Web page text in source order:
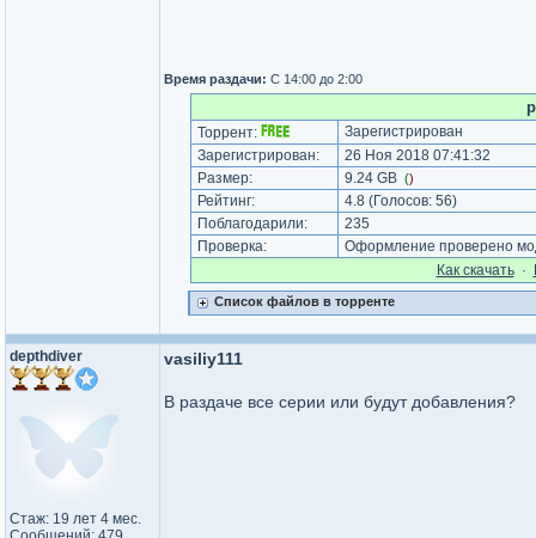
Время раздачи: С 14:00 до 2:00
Торрент:
Зарегистрирован
Зарегистрирован:
26 Ноя 2018 07:41:32
Размер:
9.24 GB ()
Рейтинг: 4.8 (Голосов: 56)
Поблагодарили:
235
Проверка:
Оформление проверено
Как cкачать·
Список файлов в торренте
depthdiver
Стаж: 19 лет 4 мес.
vasiliy111
В раздаче все серии или будут добавления?